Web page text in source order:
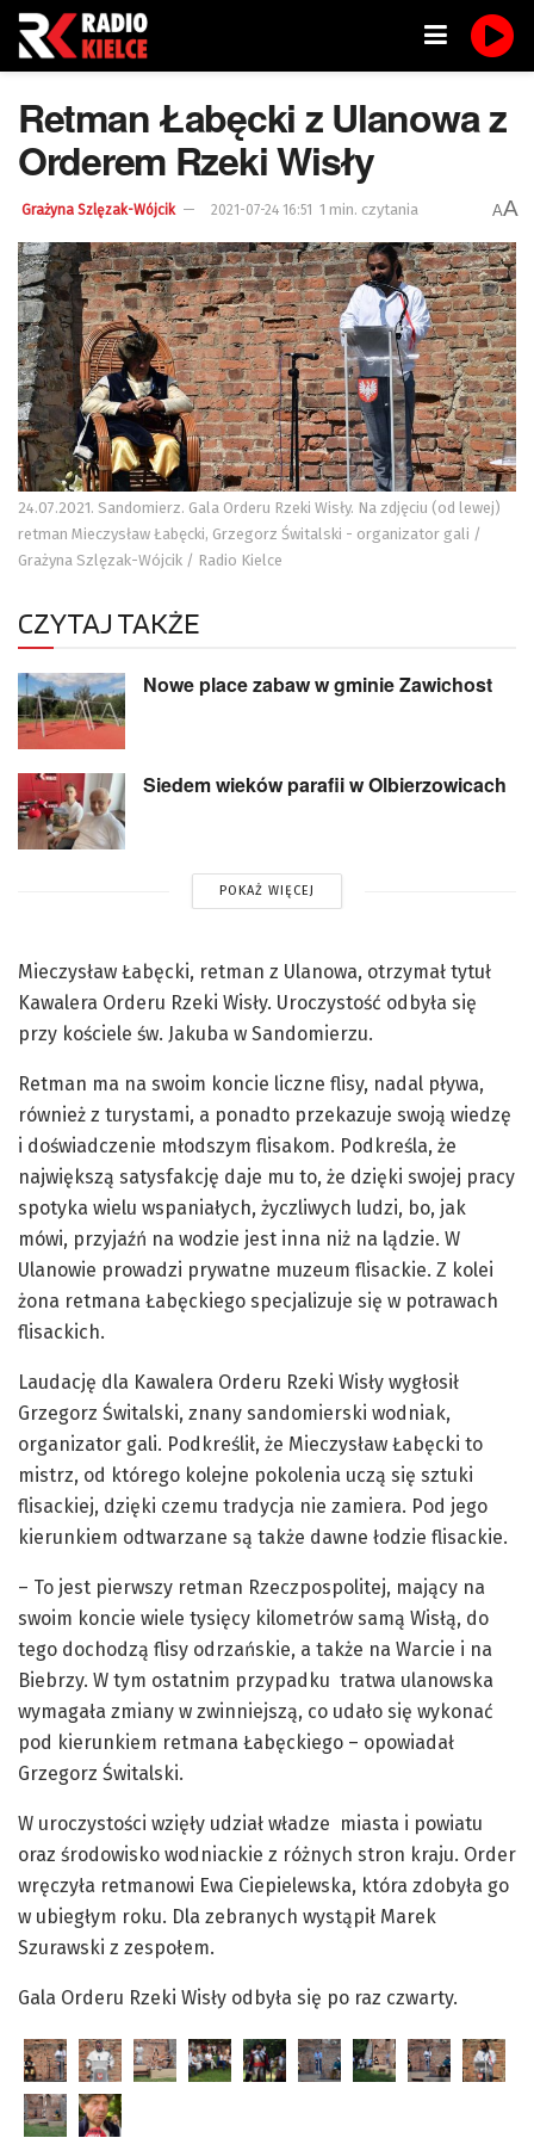
Retman Łabęcki z Ulanowa z
Orderem Rzeki Wisły
Grażyna Szlęzak-Wójcik 2021-07-24 16:51 1 min. czytania AA
24.07.2021. Sandomierz. Gala Orderu Rzeki Wisły. Na zdjęciu (od lewej)
retman Mieczysław Łabęcki, Grzegorz Świtalski - organizator gali /
Grażyna Szlęzak-Wójcik / Radio Kielce
CZYTAJ TAKŻE
Nowe place zabaw w gminie Zawichost
Siedem wieków parafii w Olbierzowicach
POKAŻ WIĘCEJ
Mieczysław Łabęcki, retman z Ulanowa, otrzymał tytuł
Kawalera Orderu Rzeki Wisły. Uroczystość odbyła się
przy kościele św. Jakuba w Sandomierzu.
Retman ma na swoim koncie liczne flisy, nadal pływa,
również z turystami, a ponadto przekazuje swoją wiedzę
i doświadczenie młodszym flisakom. Podkreśla, że
największą satysfakcję daje mu to, że dzięki swojej pracy
spotyka wielu wspaniałych, życzliwych ludzi, bo, jak
mówi, przyjaźń na wodzie jest inna niż na lądzie. W
Ulanowie prowadzi prywatne muzeum flisackie. Z kolei
żona retmana Łabęckiego specjalizuje się w potrawach
flisackich.
Laudację dla Kawalera Orderu Rzeki Wisły wygłosił
Grzegorz Świtalski, znany sandomierski wodniak,
organizator gali. Podkreślił, że Mieczysław Łabęcki to
mistrz, od którego kolejne pokolenia uczą się sztuki
flisackiej, dzięki czemu tradycja nie zamiera. Pod jego
kierunkiem odtwarzane są także dawne łodzie flisackie.
– To jest pierwszy retman Rzeczpospolitej, mający na
swoim koncie wiele tysięcy kilometrów samą Wisłą, do
tego dochodzą flisy odrzańskie, a także na Warcie i na
Biebrzy. W tym ostatnim przypadku tratwa ulanowska
wymagała zmiany w zwinniejszą, co udało się wykonać
pod kierunkiem retmana Łabęckiego – opowiadał
Grzegorz Świtalski.
W uroczystości wzięły udział władze miasta i powiatu
oraz środowisko wodniackie z różnych stron kraju. Order
wręczyła retmanowi Ewa Ciepielewska, która zdobyła go
w ubiegłym roku. Dla zebranych wystąpił Marek
Szurawski z zespołem.
Gala Orderu Rzeki Wisły odbyła się po raz czwarty.